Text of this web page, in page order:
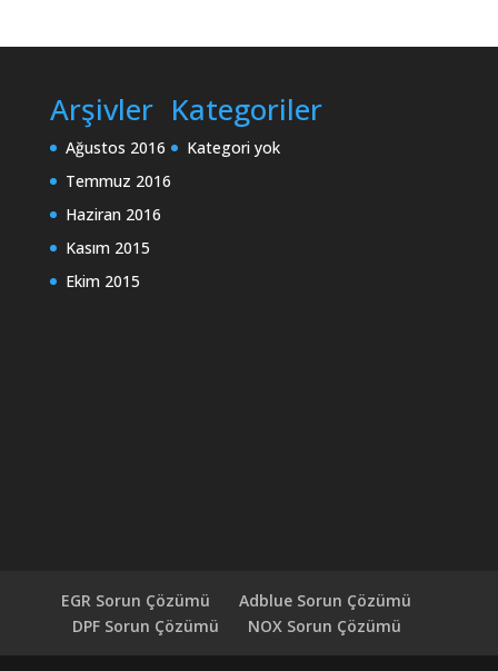
Arşivler
Ağustos 2016
Temmuz 2016
Haziran 2016
Kasım 2015
Ekim 2015
Kategoriler
Kategori yok
EGR Sorun Çözümü
Adblue Sorun Çözümü
DPF Sorun Çözümü
NOX Sorun Çözümü